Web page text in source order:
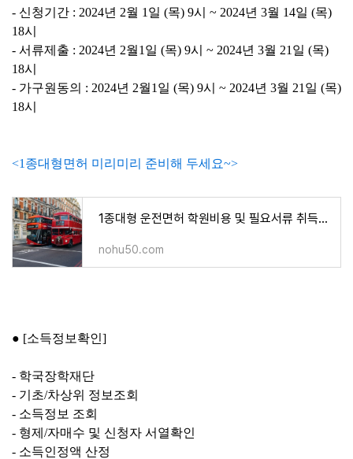
- 신청기간 : 2024년 2월 1일 (목) 9시 ~ 2024년 3월 14일 (목)
18시
- 서류제출 : 2024년 2월1일 (목) 9시 ~ 2024년 3월 21일 (목)
18시
- 가구원동의 : 2024년 2월1일 (목) 9시 ~ 2024년 3월 21일 (목)
18시
<1종대형면허 미리미리 준비해 두세요~>
1종대형 운전면허 학원비용 및 필요서류 취득과정 <완벽정리>
nohu50.com
● [소득정보확인]
- 학국장학재단
- 기초/차상위 정보조회
- 소득정보 조회
- 형제/자매수 및 신청자 서열확인
- 소득인정액 산정